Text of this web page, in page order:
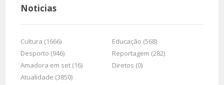
Noticias
Cultura (1666)
Educação (568)
Desporto (946)
Reportagem (282)
Amadora em set (16)
Diretos (0)
Atualidade (3850)